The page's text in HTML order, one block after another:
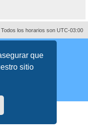
que
sitio
Todos los horarios son UTC-03:00